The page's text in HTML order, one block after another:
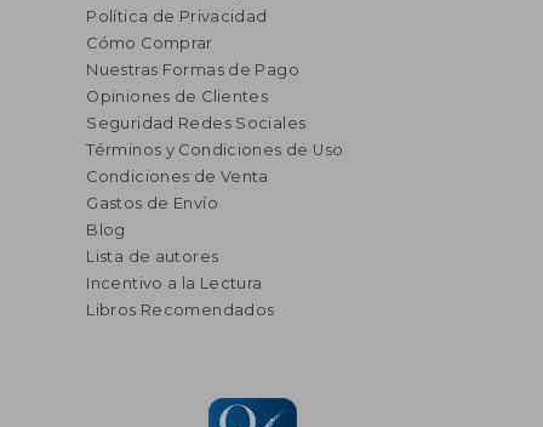
Política de Privacidad
Cómo Comprar
Nuestras Formas de Pago
Opiniones de Clientes
Seguridad Redes Sociales
Términos y Condiciones de Uso
Condiciones de Venta
Gastos de Envío
Blog
Lista de autores
Incentivo a la Lectura
Libros Recomendados